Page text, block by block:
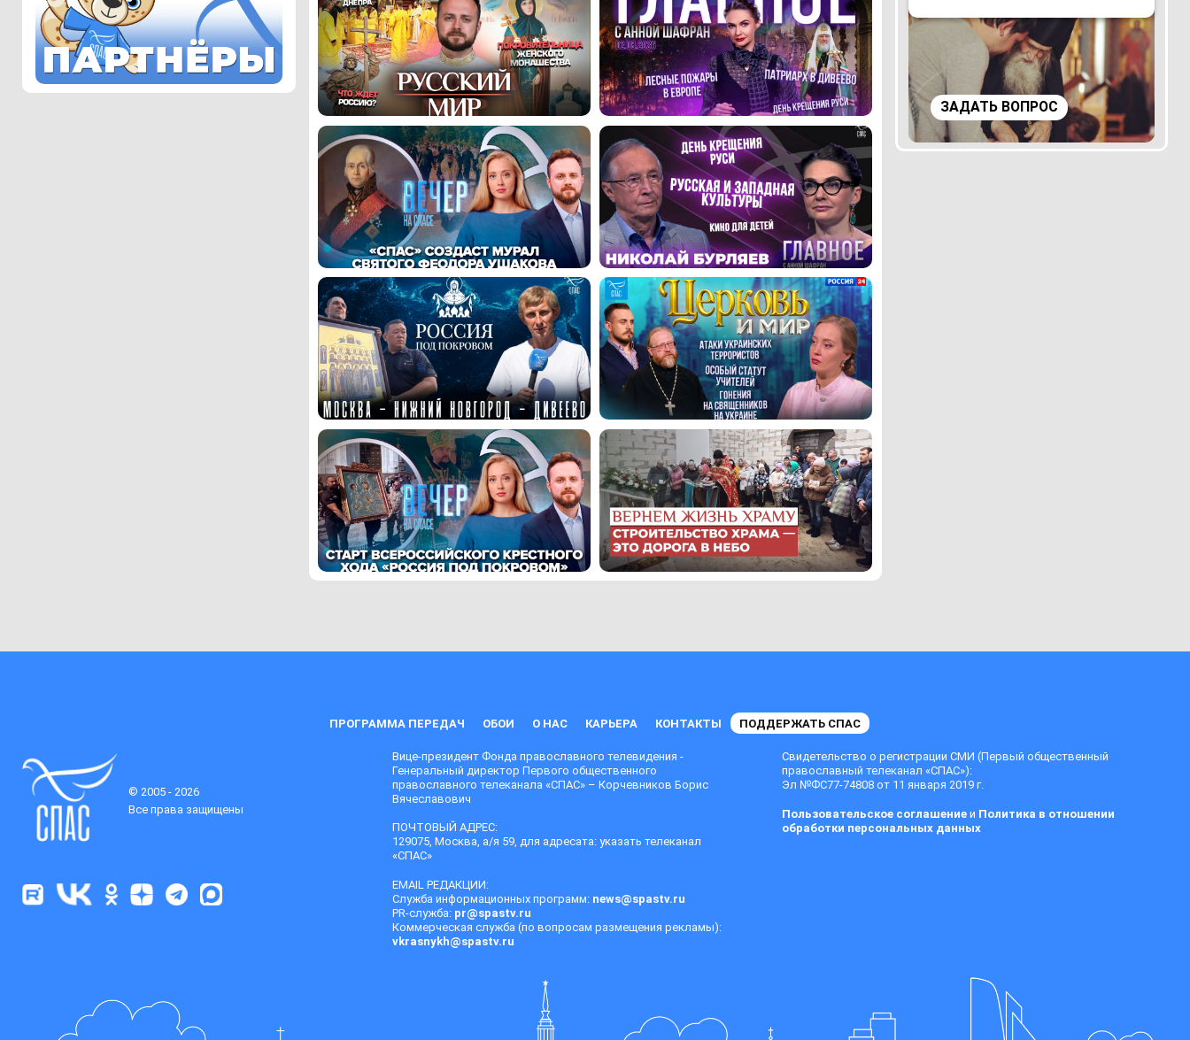
ЗАДАТЬ ВОПРОС
ПРОГРАММА ПЕРЕДАЧ ОБОИ О НАС КАРЬЕРА КОНТАКТЫ ПОДДЕРЖАТЬ СПАС
© 2005 - 2026
Все права защищены
Вице-президент Фонда православного телевидения -
Генеральный директор Первого общественного
православного телеканала «СПАС» – Корчевников Борис
Вячеславович
ПОЧТОВЫЙ АДРЕС:
129075, Москва, а/я 59, для адресата: указать телеканал
«СПАС»
EMAIL РЕДАКЦИИ:
Служба информационных программ: news@spastv.ru
PR-служба: pr@spastv.ru
Коммерческая служба (по вопросам размещения рекламы):
vkrasnykh@spastv.ru
Свидетельство о регистрации СМИ (Первый общественный
православный телеканал «СПАС»):
Эл №ФС77-74808 от 11 января 2019 г.
Пользовательское соглашениеи Политика в отношении
обработки персональных данных